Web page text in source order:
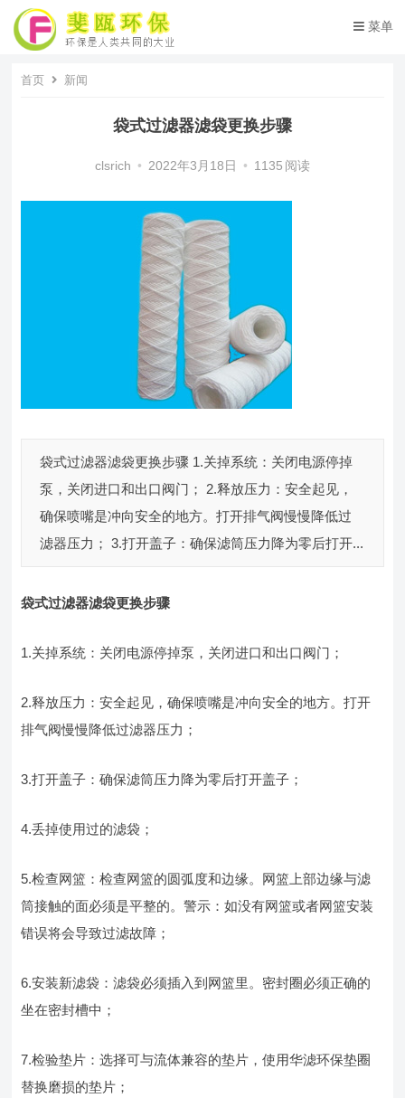
菜单
首页 新闻
袋式过滤器滤袋更换步骤
clsrich • 2022年3月18日 • 1135 阅读
袋式过滤器滤袋更换步骤 1.关掉系统：关闭电源停掉
泵，关闭进口和出口阀门； 2.释放压力：安全起见，
确保喷嘴是冲向安全的地方。打开排气阀慢慢降低过
滤器压力； 3.打开盖子：确保滤筒压力降为零后打开...
袋式过滤器滤袋更换步骤
1.关掉系统：关闭电源停掉泵，关闭进口和出口阀门；
2.释放压力：安全起见，确保喷嘴是冲向安全的地方。打开
排气阀慢慢降低过滤器压力；
3.打开盖子：确保滤筒压力降为零后打开盖子；
4.丢掉使用过的滤袋；
5.检查网篮：检查网篮的圆弧度和边缘。网篮上部边缘与滤
筒接触的面必须是平整的。警示：如没有网篮或者网篮安装
错误将会导致过滤故障；
6.安装新滤袋：滤袋必须插入到网篮里。密封圈必须正确的
坐在密封槽中；
7.检验垫片：选择可与流体兼容的垫片，使用华滤环保垫圈
替换磨损的垫片；